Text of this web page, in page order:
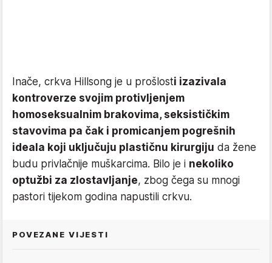
Inače, crkva Hillsong je u prošlosti izazivala
kontroverze svojim protivljenjem
homoseksualnim brakovima, seksističkim
stavovima pa čak i promicanjem pogrešnih
ideala koji uključuju plastičnu kirurgiju da žene
budu privlačnije muškarcima. Bilo je i nekoliko
optužbi za zlostavljanje, zbog čega su mnogi
pastori tijekom godina napustili crkvu.
POVEZANE VIJESTI